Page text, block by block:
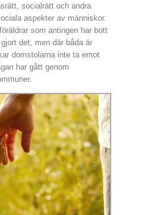
socialrätt och andra
aspekter av människor.
som antingen har bott
det, men där båda är
domstolarna inte ta emot
har gått genom